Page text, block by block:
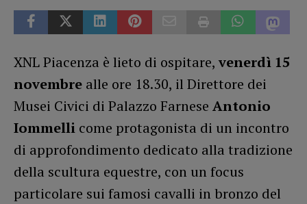
XNL Piacenza è lieto di ospitare, venerdì 15
novembre alle ore 18.30, il Direttore dei
Musei Civici di Palazzo Farnese Antonio
Iommelli come protagonista di un incontro
di approfondimento dedicato alla tradizione
della scultura equestre, con un focus
particolare sui famosi cavalli in bronzo del